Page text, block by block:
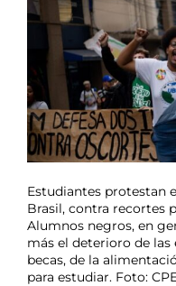
Estudiantes protestan
Brasil, contra recortes
Alumnos negros, en
más el deterioro de las
becas, de la
para estudiar. Foto: